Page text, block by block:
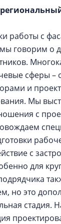
работы с
говорим о
сферы –
и
Мы
с
с
для
но это
стадия.